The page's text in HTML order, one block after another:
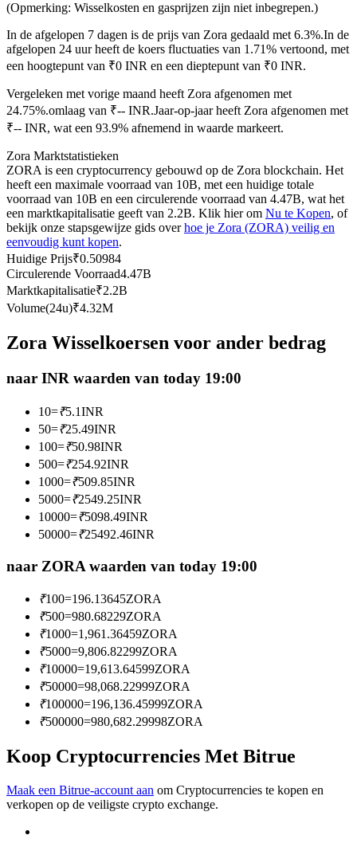
USDC-futures
Futures met USDC als onderpand
Kopiëren Handel
Sluit je aan bij top traders
Word een Copy Trader
Geniet van winstdeling en copy trading commissies
Informatie
Big data-analyse inclusief handelsinformatie, enz.
(Opmerking: Wisselkosten en gasprijzen zijn niet inbegrepen.)
In de afgelopen 7 dagen is de prijs van Zora gedaald met 6.3%.In de
afgelopen 24 uur heeft de koers fluctuaties van 1.71% vertoond, met
een hoogtepunt van ₹0 INR en een dieptepunt van ₹0 INR.
Vergeleken met vorige maand heeft Zora afgenomen met
24.75%.omlaag van ₹-- INR.Jaar-op-jaar heeft Zora afgenomen met
₹-- INR, wat een 93.9% afnemend in waarde markeert.
Zora Marktstatistieken
ZORA is een cryptocurrency gebouwd op de Zora blockchain. Het
heeft een maximale voorraad van 10B, met een huidige totale
voorraad van 10B en een circulerende voorraad van 4.47B, wat het
een marktkapitalisatie geeft van 2.2B. Klik hier om Nu te Kopen, of
bekijk onze stapsgewijze gids overhoe je Zora (ZORA) veilig en
eenvoudig kunt kopen.
Huidige Prijs₹0.50984
Circulerende Voorraad4.47B
Marktkapitalisatie₹2.2B
Volume(24u)₹4.32M
Zora Wisselkoersen voor ander bedrag
naar INR waarden van today 19:00
10=₹5.1INR
50=₹25.49INR
100=₹50.98INR
500=₹254.92INR
1000=₹509.85INR
5000=₹2549.25INR
10000=₹5098.49INR
50000=₹25492.46INR
naar ZORA waarden van today 19:00
₹100=196.13645ZORA
₹500=980.68229ZORA
₹1000=1,961.36459ZORA
₹5000=9,806.82299ZORA
₹10000=19,613.64599ZORA
₹50000=98,068.22999ZORA
₹100000=196,136.45999ZORA
₹500000=980,682.29998ZORA
Koop Cryptocurrencies Met Bitrue
Maak een Bitrue-account aan om Cryptocurrencies te kopen en
verkopen op de veiligste crypto exchange.